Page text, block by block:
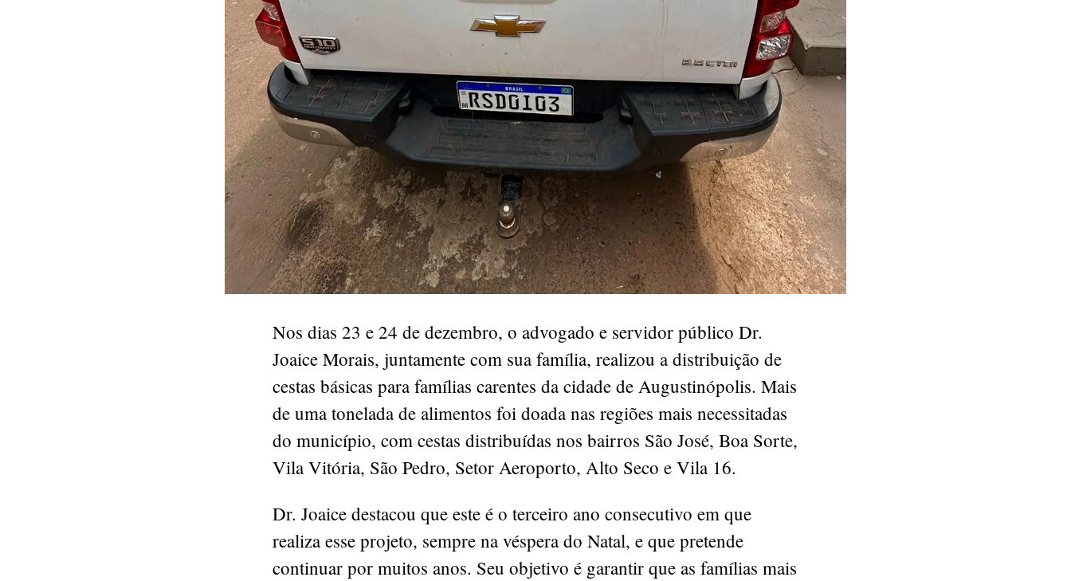
Nos dias 23 e 24 de dezembro, o advogado e servidor público Dr.
Joaice Morais, juntamente com sua família, realizou a distribuição de
cestas básicas para famílias carentes da cidade de Augustinópolis. Mais
de uma tonelada de alimentos foi doada nas regiões mais necessitadas
do município, com cestas distribuídas nos bairros São José, Boa Sorte,
Vila Vitória, São Pedro, Setor Aeroporto, Alto Seco e Vila 16.
Dr. Joaice destacou que este é o terceiro ano consecutivo em que
realiza esse projeto, sempre na véspera do Natal, e que pretende
continuar por muitos anos. Seu objetivo é garantir que as famílias mais